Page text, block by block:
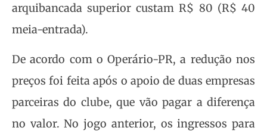
arquibancada superior custam R$ 80 (R$ 40
meia-entrada).
De acordo com o Operário-PR, a redução nos
preços foi feita após o apoio de duas empresas
parceiras do clube, que vão pagar a diferença
no valor. No jogo anterior, os ingressos para